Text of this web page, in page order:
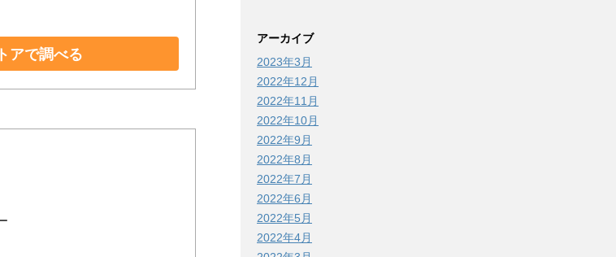
アで調べる
アーカイブ
2023年3月
2022年12月
2022年11月
2022年10月
2022年9月
2022年8月
2022年7月
2022年6月
2022年5月
2022年4月